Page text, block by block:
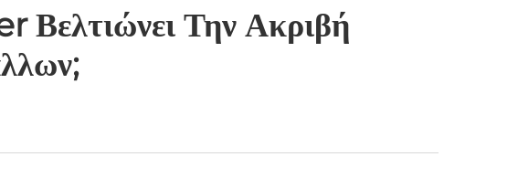
Την Ακριβή